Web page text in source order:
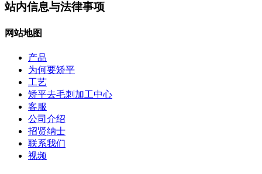
站内信息与法律事项
网站地图
产品
为何要矫平
工艺
矫平去毛刺加工中心
客服
公司介绍
招贤纳士
联系我们
视频